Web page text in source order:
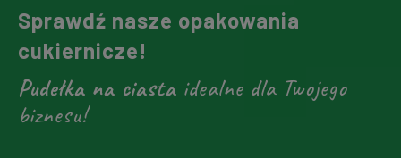
Sprawdź nasze opakowania
cukiernicze!
Pudełka na ciasta idealne dla Twojego
biznesu!